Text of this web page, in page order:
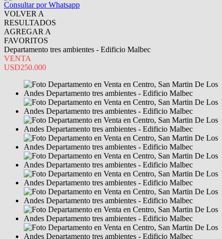
Consultar por Whatsapp
VOLVER A
RESULTADOS
AGREGAR A
FAVORITOS
Departamento tres ambientes - Edificio Malbec
VENTA
USD250.000